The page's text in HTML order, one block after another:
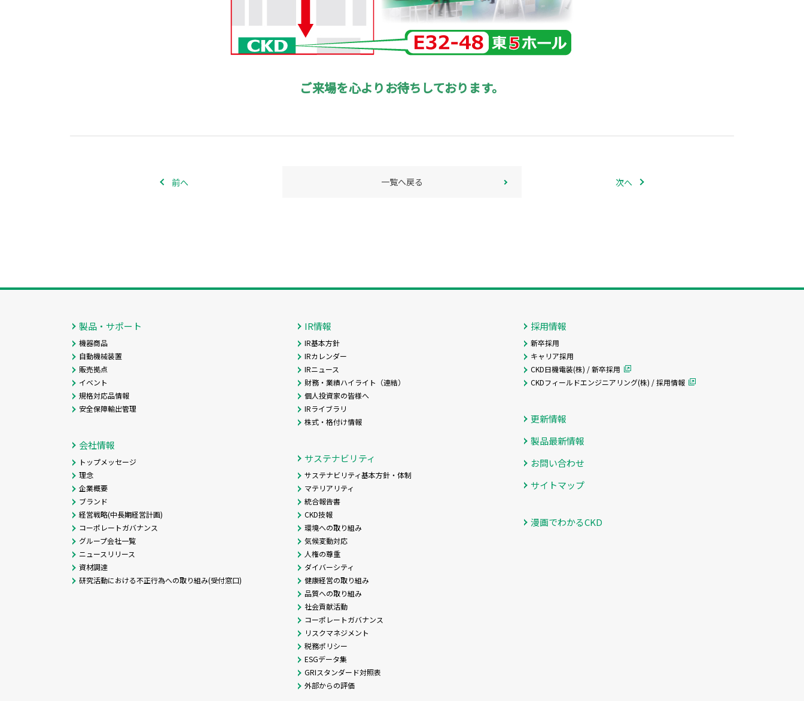
ご来場を心よりお待ちしております。
前へ 次へ
一覧へ戻る
製品・サポート
機器商品
自動機械装置
販売拠点
イベント
規格対応品情報
安全保障輸出管理
会社情報
トップメッセージ
理念
企業概要
ブランド
経営戦略(中長期経営計画)
コーポレートガバナンス
グループ会社一覧
ニュースリリース
資材調達
研究活動における不正行為への取り組み(受付窓口)
IR情報
IR基本方針
IRカレンダー
IRニュース
財務・業績ハイライト（連結）
個人投資家の皆様へ
IRライブラリ
株式・格付け情報
サステナビリティ
サステナビリティ基本方針・体制
マテリアリティ
統合報告書
CKD技報
環境への取り組み
気候変動対応
人権の尊重
ダイバーシティ
健康経営の取り組み
品質への取り組み
社会貢献活動
コーポレートガバナンス
リスクマネジメント
税務ポリシー
ESGデータ集
GRIスタンダード対照表
外部からの評価
採用情報
新卒採用
キャリア採用
CKD日機電装(株) / 新卒採用
CKDフィールドエンジニアリング(株) / 採用情報
更新情報
製品最新情報
お問い合わせ
サイトマップ
漫画でわかるCKD